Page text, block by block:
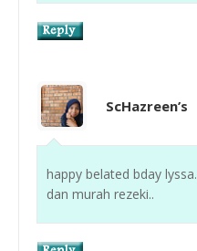
ScHazreen’s
happy belated bday
dan murah rezeki..